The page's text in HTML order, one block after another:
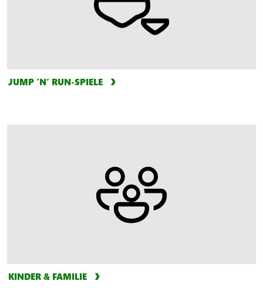
JUMP ’N’ RUN-SPIELE
KINDER & FAMILIE